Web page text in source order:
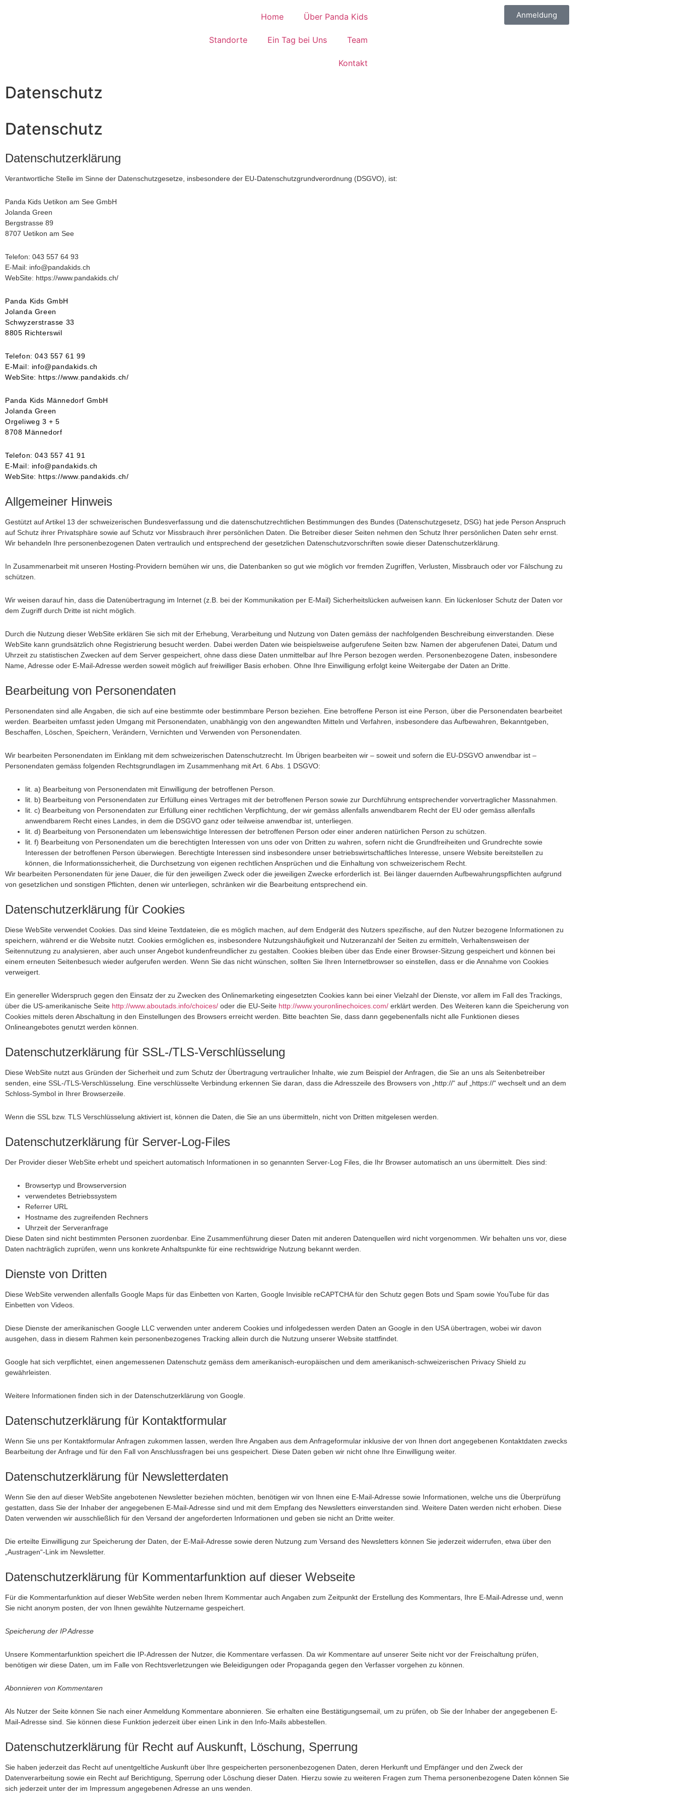
Home Über Panda Kids
Standorte Ein Tag bei Uns Team
Kontakt
Anmeldung
Datenschutz
Datenschutz
Datenschutzerklärung
Verantwortliche Stelle im Sinne der Datenschutzgesetze, insbesondere der EU-Datenschutzgrundverordnung (DSGVO), ist:
Panda Kids Uetikon am See GmbH
Jolanda Green
Bergstrasse 89
8707 Uetikon am See
Telefon: 043 557 64 93
E-Mail: info@pandakids.ch
WebSite: https://www.pandakids.ch/
Panda Kids GmbH
Jolanda Green
Schwyzerstrasse 33
8805 Richterswil
Telefon: 043 557 61 99
E-Mail: info@pandakids.ch
WebSite: https://www.pandakids.ch/
Panda Kids Männedorf GmbH
Jolanda Green
Orgeliweg 3 + 5
8708 Männedorf
Telefon: 043 557 41 91
E-Mail: info@pandakids.ch
WebSite: https://www.pandakids.ch/
Allgemeiner Hinweis
Gestützt auf Artikel 13 der schweizerischen Bundesverfassung und die datenschutzrechtlichen Bestimmungen des Bundes (Datenschutzgesetz, DSG) hat jede Person Anspruch
auf Schutz ihrer Privatsphäre sowie auf Schutz vor Missbrauch ihrer persönlichen Daten. Die Betreiber dieser Seiten nehmen den Schutz Ihrer persönlichen Daten sehr ernst.
Wir behandeln Ihre personenbezogenen Daten vertraulich und entsprechend der gesetzlichen Datenschutzvorschriften sowie dieser Datenschutzerklärung.
In Zusammenarbeit mit unseren Hosting-Providern bemühen wir uns, die Datenbanken so gut wie möglich vor fremden Zugriffen, Verlusten, Missbrauch oder vor Fälschung zu
schützen.
Wir weisen darauf hin, dass die Datenübertragung im Internet (z.B. bei der Kommunikation per E-Mail) Sicherheitslücken aufweisen kann. Ein lückenloser Schutz der Daten vor
dem Zugriff durch Dritte ist nicht möglich.
Durch die Nutzung dieser WebSite erklären Sie sich mit der Erhebung, Verarbeitung und Nutzung von Daten gemäss der nachfolgenden Beschreibung einverstanden. Diese
WebSite kann grundsätzlich ohne Registrierung besucht werden. Dabei werden Daten wie beispielsweise aufgerufene Seiten bzw. Namen der abgerufenen Datei, Datum und
Uhrzeit zu statistischen Zwecken auf dem Server gespeichert, ohne dass diese Daten unmittelbar auf Ihre Person bezogen werden. Personenbezogene Daten, insbesondere
Name, Adresse oder E-Mail-Adresse werden soweit möglich auf freiwilliger Basis erhoben. Ohne Ihre Einwilligung erfolgt keine Weitergabe der Daten an Dritte.
Bearbeitung von Personendaten
Personendaten sind alle Angaben, die sich auf eine bestimmte oder bestimmbare Person beziehen. Eine betroffene Person ist eine Person, über die Personendaten bearbeitet
werden. Bearbeiten umfasst jeden Umgang mit Personendaten, unabhängig von den angewandten Mitteln und Verfahren, insbesondere das Aufbewahren, Bekanntgeben,
Beschaffen, Löschen, Speichern, Verändern, Vernichten und Verwenden von Personendaten.
Wir bearbeiten Personendaten im Einklang mit dem schweizerischen Datenschutzrecht. Im Übrigen bearbeiten wir – soweit und sofern die EU-DSGVO anwendbar ist –
Personendaten gemäss folgenden Rechtsgrundlagen im Zusammenhang mit Art. 6 Abs. 1 DSGVO:
lit. a) Bearbeitung von Personendaten mit Einwilligung der betroffenen Person.
lit. b) Bearbeitung von Personendaten zur Erfüllung eines Vertrages mit der betroffenen Person sowie zur Durchführung entsprechender vorvertraglicher Massnahmen.
lit. c) Bearbeitung von Personendaten zur Erfüllung einer rechtlichen Verpflichtung, der wir gemäss allenfalls anwendbarem Recht der EU oder gemäss allenfalls
anwendbarem Recht eines Landes, in dem die DSGVO ganz oder teilweise anwendbar ist, unterliegen.
lit. d) Bearbeitung von Personendaten um lebenswichtige Interessen der betroffenen Person oder einer anderen natürlichen Person zu schützen.
lit. f) Bearbeitung von Personendaten um die berechtigten Interessen von uns oder von Dritten zu wahren, sofern nicht die Grundfreiheiten und Grundrechte sowie
Interessen der betroffenen Person überwiegen. Berechtigte Interessen sind insbesondere unser betriebswirtschaftliches Interesse, unsere Website bereitstellen zu
können, die Informationssicherheit, die Durchsetzung von eigenen rechtlichen Ansprüchen und die Einhaltung von schweizerischem Recht.
Wir bearbeiten Personendaten für jene Dauer, die für den jeweiligen Zweck oder die jeweiligen Zwecke erforderlich ist. Bei länger dauernden Aufbewahrungspflichten aufgrund
von gesetzlichen und sonstigen Pflichten, denen wir unterliegen, schränken wir die Bearbeitung entsprechend ein.
Datenschutzerklärung für Cookies
Diese WebSite verwendet Cookies. Das sind kleine Textdateien, die es möglich machen, auf dem Endgerät des Nutzers spezifische, auf den Nutzer bezogene Informationen zu
speichern, während er die Website nutzt. Cookies ermöglichen es, insbesondere Nutzungshäufigkeit und Nutzeranzahl der Seiten zu ermitteln, Verhaltensweisen der
Seitennutzung zu analysieren, aber auch unser Angebot kundenfreundlicher zu gestalten. Cookies bleiben über das Ende einer Browser-Sitzung gespeichert und können bei
einem erneuten Seitenbesuch wieder aufgerufen werden. Wenn Sie das nicht wünschen, sollten Sie Ihren Internetbrowser so einstellen, dass er die Annahme von Cookies
verweigert.
Ein genereller Widerspruch gegen den Einsatz der zu Zwecken des Onlinemarketing eingesetzten Cookies kann bei einer Vielzahl der Dienste, vor allem im Fall des Trackings,
über die US-amerikanische Seite http://www.aboutads.info/choices/ oder die EU-Seite http://www.youronlinechoices.com/ erklärt werden. Des Weiteren kann die Speicherung von
Cookies mittels deren Abschaltung in den Einstellungen des Browsers erreicht werden. Bitte beachten Sie, dass dann gegebenenfalls nicht alle Funktionen dieses
Onlineangebotes genutzt werden können.
Datenschutzerklärung für SSL-/TLS-Verschlüsselung
Diese WebSite nutzt aus Gründen der Sicherheit und zum Schutz der Übertragung vertraulicher Inhalte, wie zum Beispiel der Anfragen, die Sie an uns als Seitenbetreiber
senden, eine SSL-/TLS-Verschlüsselung. Eine verschlüsselte Verbindung erkennen Sie daran, dass die Adresszeile des Browsers von „http://“ auf „https://“ wechselt und an dem
Schloss-Symbol in Ihrer Browserzeile.
Wenn die SSL bzw. TLS Verschlüsselung aktiviert ist, können die Daten, die Sie an uns übermitteln, nicht von Dritten mitgelesen werden.
Datenschutzerklärung für Server-Log-Files
Der Provider dieser WebSite erhebt und speichert automatisch Informationen in so genannten Server-Log Files, die Ihr Browser automatisch an uns übermittelt. Dies sind:
Browsertyp und Browserversion
verwendetes Betriebssystem
Referrer URL
Hostname des zugreifenden Rechners
Uhrzeit der Serveranfrage
Diese Daten sind nicht bestimmten Personen zuordenbar. Eine Zusammenführung dieser Daten mit anderen Datenquellen wird nicht vorgenommen. Wir behalten uns vor, diese
Daten nachträglich zuprüfen, wenn uns konkrete Anhaltspunkte für eine rechtswidrige Nutzung bekannt werden.
Dienste von Dritten
Diese WebSite verwenden allenfalls Google Maps für das Einbetten von Karten, Google Invisible reCAPTCHA für den Schutz gegen Bots und Spam sowie YouTube für das
Einbetten von Videos.
Diese Dienste der amerikanischen Google LLC verwenden unter anderem Cookies und infolgedessen werden Daten an Google in den USA übertragen, wobei wir davon
ausgehen, dass in diesem Rahmen kein personenbezogenes Tracking allein durch die Nutzung unserer Website stattfindet.
Google hat sich verpflichtet, einen angemessenen Datenschutz gemäss dem amerikanisch-europäischen und dem amerikanisch-schweizerischen Privacy Shield zu
gewährleisten.
Weitere Informationen finden sich in der Datenschutzerklärung von Google
Datenschutzerklärung für Kontaktformular
Wenn Sie uns per Kontaktformular Anfragen zukommen lassen, werden Ihre Angaben aus dem Anfrageformular inklusive der von Ihnen dort angegebenen Kontaktdaten zwecks
Bearbeitung der Anfrage und für den Fall von Anschlussfragen bei uns gespeichert. Diese Daten geben wir nicht ohne Ihre Einwilligung weiter.
Datenschutzerklärung für Newsletterdaten
Wenn Sie den auf dieser WebSite angebotenen Newsletter beziehen möchten, benötigen wir von Ihnen eine E-Mail-Adresse sowie Informationen, welche uns die Überprüfung
gestatten, dass Sie der Inhaber der angegebenen E-Mail-Adresse sind und mit dem Empfang des Newsletters einverstanden sind. Weitere Daten werden nicht erhoben. Diese
Daten verwenden wir ausschließlich für den Versand der angeforderten Informationen und geben sie nicht an Dritte weiter.
Die erteilte Einwilligung zur Speicherung der Daten, der E-Mail-Adresse sowie deren Nutzung zum Versand des Newsletters können Sie jederzeit widerrufen, etwa über den
„Austragen“-Link im Newsletter.
Datenschutzerklärung für Kommentarfunktion auf dieser Webseite
Für die Kommentarfunktion auf dieser WebSite werden neben Ihrem Kommentar auch Angaben zum Zeitpunkt der Erstellung des Kommentars, Ihre E-Mail-Adresse und, wenn
Sie nicht anonym posten, der von Ihnen gewählte Nutzername gespeichert.
Speicherung der IP Adresse
Unsere Kommentarfunktion speichert die IP-Adressen der Nutzer, die Kommentare verfassen. Da wir Kommentare auf unserer Seite nicht vor der Freischaltung prüfen,
benötigen wir diese Daten, um im Falle von Rechtsverletzungen wie Beleidigungen oder Propaganda gegen den Verfasser vorgehen zu können.
Abonnieren von Kommentaren
Als Nutzer der Seite können Sie nach einer Anmeldung Kommentare abonnieren. Sie erhalten eine Bestätigungsemail, um zu prüfen, ob Sie der Inhaber der angegebenen E-
Mail-Adresse sind. Sie können diese Funktion jederzeit über einen Link in den Info-Mails abbestellen.
Datenschutzerklärung für Recht auf Auskunft, Löschung, Sperrung
Sie haben jederzeit das Recht auf unentgeltliche Auskunft über Ihre gespeicherten personenbezogenen Daten, deren Herkunft und Empfänger und den Zweck der
Datenverarbeitung sowie ein Recht auf Berichtigung, Sperrung oder Löschung dieser Daten. Hierzu sowie zu weiteren Fragen zum Thema personenbezogene Daten können Sie
sich jederzeit unter der im Impressum angegebenen Adresse an uns wenden.